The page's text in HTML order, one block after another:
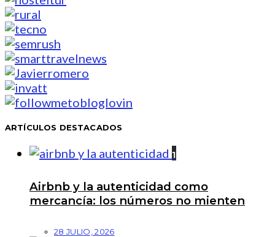
ARTÍCULOS DESTACADOS
1
Airbnb y la autenticidad como
mercancía: los números no mienten
28 JULIO, 2026